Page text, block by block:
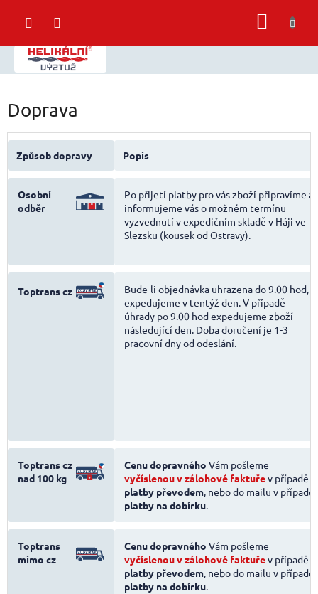
Doprava
Způsob dopravy Popis
Osobní
odběr
Po přijetí platby pro vás zboží připravíme a
informujeme vás o možném termínu
vyzvednutí v expedičním skladě v Háji ve
Slezsku (kousek od Ostravy).
Toptrans cz
Bude-li objednávka uhrazena do 9.00 hod,
expedujeme v tentýž den. V případě
úhrady po 9.00 hod expedujeme zboží
následující den. Doba doručení je 1-3
pracovní dny od odeslání.
Toptrans cz
nad 100 kg
Cenu dopravného Vám pošleme
vyčíslenou v zálohové faktuřev případě
platby převodem, nebo do mailu v případě
platby na dobírku.
Toptrans
mimo cz
Cenu dopravného Vám pošleme
vyčíslenou v zálohové faktuřev případě
platby převodem, nebo do mailu v případě
platby na dobírku.